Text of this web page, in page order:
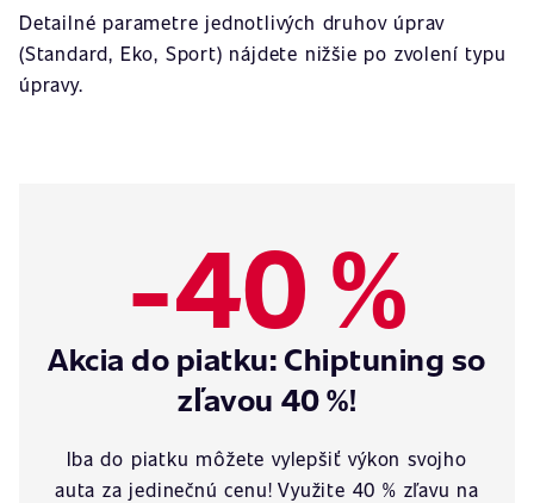
Detailné parametre jednotlivých druhov úprav
(Standard, Eko, Sport) nájdete nižšie po zvolení typu
úpravy.
-40 %
Akcia do piatku: Chiptuning so
zľavou 40 %!
Iba do piatku môžete vylepšiť výkon svojho
auta za jedinečnú cenu! Využite 40 % zľavu na